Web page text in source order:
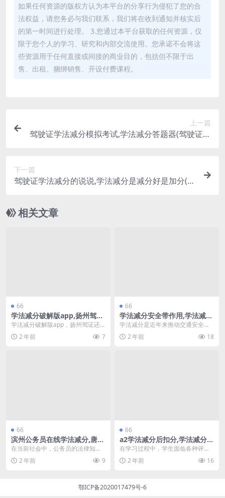
如果任何资源的版权方认为本平台的分享行为侵犯了您的合
法权益，请您务必与我们联系，我们将在收到通知并核实后
的第一时间进行处理。 3.您通过本平台获取的任何资源，仅
限于您个人的学习、研究和内部交流使用。您承诺不会将这
些资源用于任何直接或间接的商业目的，包括但不限于出
售、出租、捆绑销售、开设付费课程。
上一篇
驾驶证学法减分模拟考试,学法减分答题器(驾驶证学
下一篇
驾驶证学法减分的说说,学法减分是减分好是加分(驾
相关文章
66
学法减分破解版app,扬州驾证
还能学法减分吗(学法减分答题
神器一扫就出答案免费版app)
学法减分破解版app，扬州驾证还
能学法减分吗 随着驾驶人对交通法
规的重视，学法减...
2 年前 7
66
学法减分安全带作用,学法减分
课题在哪学习(学法减分选哪个
教育方式)
学法减分是近年来推动交通安全的
重要举措，其中安全带的作用尤为
关键。通过学习相关知...
2 年前 18
66
滨州公务员在线学法减分,唐山
市学法减分题(滨州市国家工作
人员学法用法及考试平台)
在当前社会中，公务员的法律知识
和学习能力显得尤为重要。滨州和
唐山的公务员在线学法...
2 年前 9
66
a2学法减分后扣分,学法减分的
分(a2学法减分考试题库及答
案)
在学习过程中，学生面临各种评估
和考核，其中学法减分是一种常见
的现象。了解学法减分...
2 年前 16
鄂ICP备2020017479号-6